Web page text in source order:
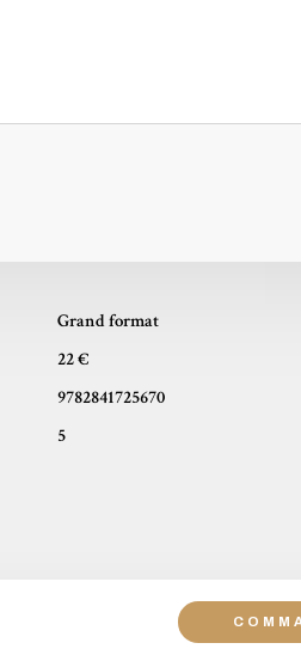
Grand format
22 €
9782841725670
5